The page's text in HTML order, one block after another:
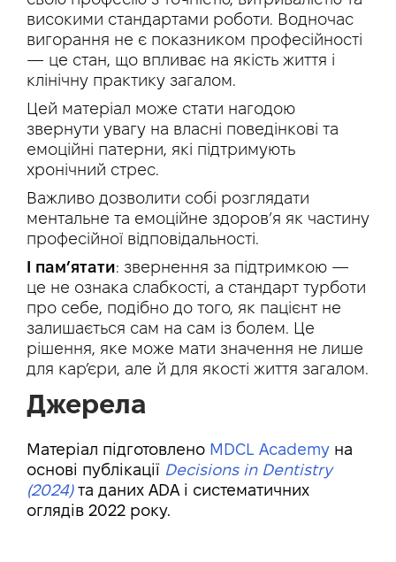
високими стандартами роботи. Водночас
вигорання не є показником професійності
— це стан, що впливає на якість життя і
клінічну практику загалом.
Цей матеріал може стати нагодою
звернути увагу на власні поведінкові та
емоційні патерни, які підтримують
хронічний стрес.
Важливо дозволити собі розглядати
ментальне та емоційне здоров’я як частину
професійної відповідальності.
І пам’ятати: звернення за підтримкою —
це не ознака слабкості, а стандарт турботи
про себе, подібно до того, як пацієнт не
залишається сам на сам із болем. Це
рішення, яке може мати значення не лише
для кар’єри, але й для якості життя загалом.
Джерела
Матеріал підготовлено MDCL Academy на
основі публікації Decisions in Dentistry
(2024) та даних ADA і систематичних
оглядів 2022 року.